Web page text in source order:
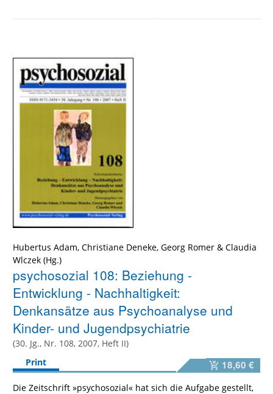
Hubertus Adam, Christiane Deneke, Georg Romer & Claudia
Wlczek
psychosozial 108: Beziehung -
Entwicklung - Nachhaltigkeit:
Denkansätze aus Psychoanalyse und
Kinder- und Jugendpsychiatrie
(30. Jg., Nr. 108, 2007, Heft II)
Print
18,60 €
Die Zeitschrift »psychosozial« hat sich die Aufgabe gestellt,